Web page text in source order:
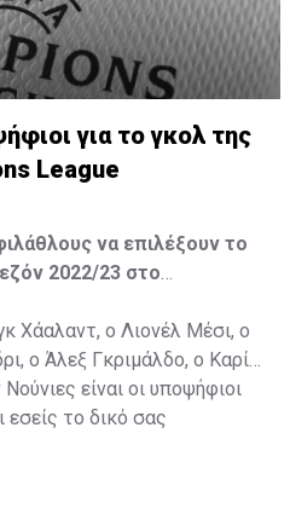
για το γκολ της
League
να επιλέξουν το
2022/23 στο
Χάαλαντ, ο Λιονέλ Μέσι, ο
ο Άλεξ Γκριμάλδο, ο Καρίμ
είναι οι υποψήφιοι
εσείς το δικό σας